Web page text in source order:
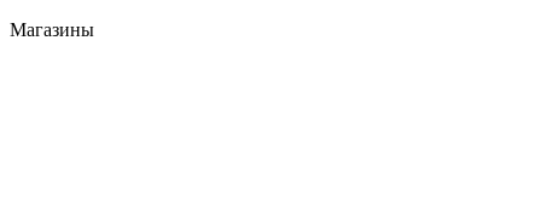
Магазины